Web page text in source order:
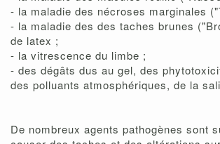
- la maladie des nécroses marginales
- la maladie des des taches brunes
de latex ;
- la vitrescence du limbe ;
- des dégâts dus au gel, des
des polluants atmosphériques, de la
De nombreux agents pathogènes sont